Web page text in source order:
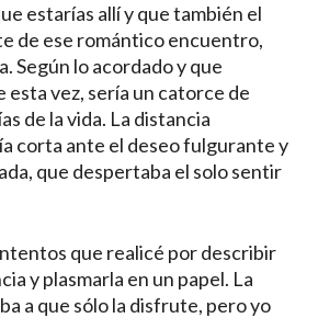
estarías allí y que también el
de ese romántico encuentro,
Según lo acordado y que
vez, sería un catorce de
de la vida. La distancia
corta ante el deseo fulgurante y
que despertaba el solo sentir
que realicé por describir
y plasmarla en un papel. La
a que sólo la disfrute, pero yo